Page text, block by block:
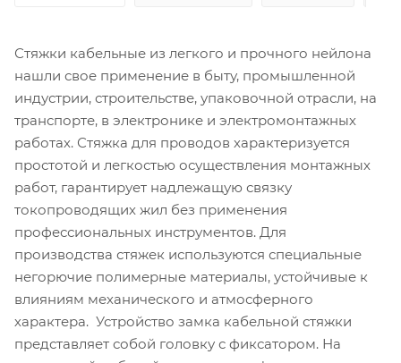
Стяжки кабельные из легкого и прочного нейлона
нашли свое применение в быту, промышленной
индустрии, строительстве, упаковочной отрасли, на
транспорте, в электронике и электромонтажных
работах. Стяжка для проводов характеризуется
простотой и легкостью осуществления монтажных
работ, гарантирует надлежащую связку
токопроводящих жил без применения
профессиональных инструментов. Для
производства стяжек используются специальные
негорючие полимерные материалы, устойчивые к
влияниям механического и атмосферного
характера. Устройство замка кабельной стяжки
представляет собой головку с фиксатором. На